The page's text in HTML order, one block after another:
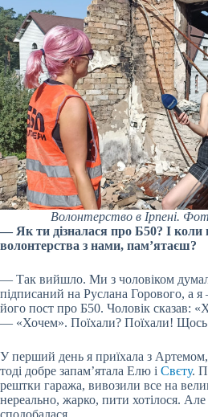
Волонтерство в Ірпені.
— Як ти дізналася про Б50? І коли
волонтерства з нами, пам’ятаєш?
— Так вийшло. Ми з чоловіком
підписаний на Руслана Горового, а
його пост про Б50. Чоловік сказав:
— «Хочем». Поїхали? Поїхали!
У перший день я приїхала з
тоді добре запам’ятала Елю і Свєту.
рештки гаража, вивозили все на
нереально, жарко, пити хотілося.
сподобалася.